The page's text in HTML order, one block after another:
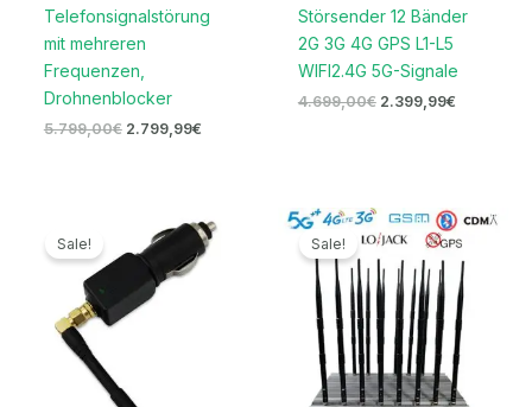
Telefonsignalstörung
mit mehreren
Frequenzen,
Drohnenblocker
5.799,00€ 2.799,99€
Störsender 12 Bänder
2G 3G 4G GPS L1-L5
WIFI2.4G 5G-Signale
4.699,00€ 2.399,99€
Sale!
war:
119,00€
Preis
69,99€.
Sale!
Ursprünglicher
Preis
2.099,00€
Aktueller
Preis
ist: